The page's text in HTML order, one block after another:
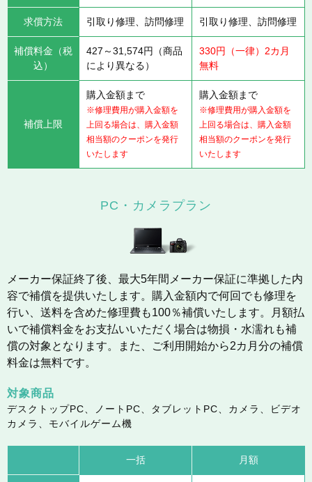
求償方法 引取り修理、訪問修理 引取り修理、訪問修理
補償料金（税
込）
427～31,574円（商品
により異なる）
330円（一律）2カ月
無料
補償上限
購入金額まで
※修理費用が購入金額を
上回る場合は、購入金額
相当額のクーポンを発行
いたします
購入金額まで
※修理費用が購入金額を
上回る場合は、購入金額
相当額のクーポンを発行
いたします
PC・カメラプラン
メーカー保証終了後、最大5年間メーカー保証に準拠した内
容で補償を提供いたします。購入金額内で何回でも修理を
行い、送料を含めた修理費も100％補償いたします。月額払
いで補償料金をお支払いいただく場合は物損・水濡れも補
償の対象となります。また、ご利用開始から2カ月分の補償
料金は無料です。
対象商品
デスクトップPC、ノートPC、タブレットPC、カメラ、ビデオ
カメラ、モバイルゲーム機
一括 月額